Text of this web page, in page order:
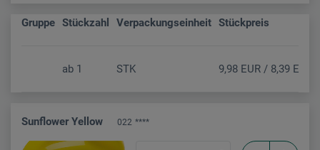
Gruppe Stückzahl Verpackungseinheit Stückpreis
ab 1 STK 9,98 EUR / 8,39 EUR
Sunflower Yellow 022 ****